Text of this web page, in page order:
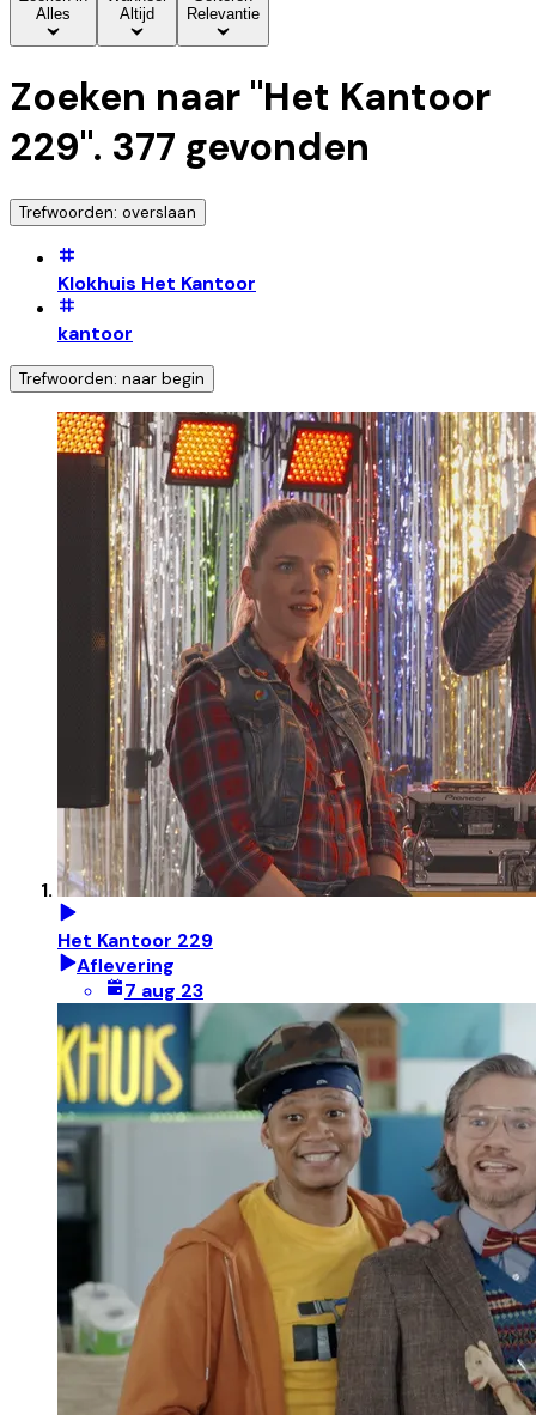
Alles
Altijd
Relevantie
Zoeken naar "Het Kantoor
229". 377 gevonden
Trefwoorden: overslaan
Klokhuis Het Kantoor
kantoor
Trefwoorden: naar begin
Het Kantoor 229
Aflevering
7 aug 23